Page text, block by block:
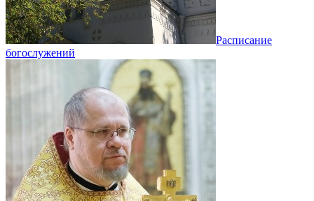
Расписание
богослужений